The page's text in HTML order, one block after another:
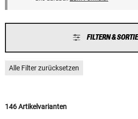
FILTERN &
Alle Filter zurücksetzen
146 Artikelvarianten